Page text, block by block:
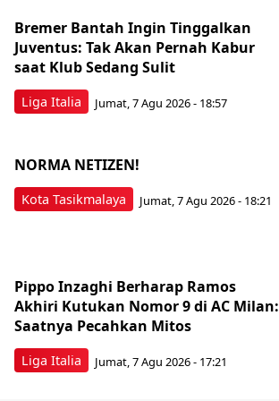
Liga Italia
Bremer Bantah Ingin Tinggalkan
Juventus: Tak Akan Pernah Kabur
saat Klub Sedang Sulit
Jumat, 7 Agu 2026 - 18:57
Kota Tasikmalaya
NORMA NETIZEN!
Jumat, 7 Agu 2026 - 18:21
Liga Italia
Pippo Inzaghi Berharap Ramos
Akhiri Kutukan Nomor 9 di AC Milan:
Saatnya Pecahkan Mitos
Jumat, 7 Agu 2026 - 17:21